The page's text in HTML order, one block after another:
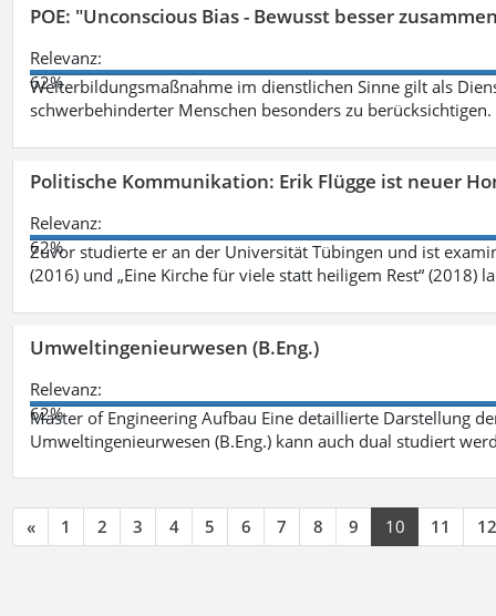
POE: "Unconscious Bias - Bewusst besser
Relevanz:
62%
Weiterbildungsmaßnahme im dienstlichen Sinne gilt als
schwerbehinderter Menschen besonders zu berücksichtigen.
Politische Kommunikation: Erik Flügge ist neuer
Relevanz:
62%
Zuvor studierte er an der Universität Tübingen und ist
(2016) und „Eine Kirche für viele statt heiligem Rest“ (2018)
Umweltingenieurwesen (B.Eng.)
Relevanz:
62%
Master of Engineering Aufbau Eine detaillierte Darstellung
Umweltingenieurwesen (B.Eng.) kann auch dual studiert
« 1 2 3 4 5 6 7 8 9 10 11 12